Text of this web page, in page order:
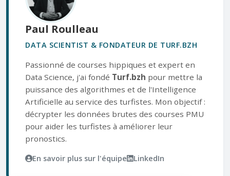
Paul Roulleau
DATA SCIENTIST & FONDATEUR DE TURF.BZH
Passionné de courses hippiques et expert en
Data Science, j'ai fondé Turf.bzh pour mettre la
puissance des algorithmes et de l'Intelligence
Artificielle au service des turfistes. Mon objectif :
décrypter les données brutes des courses PMU
pour aider les turfistes à améliorer leur
pronostics.
En savoir plus sur l'équipe LinkedIn